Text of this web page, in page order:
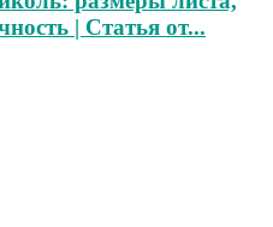
| Статья от...